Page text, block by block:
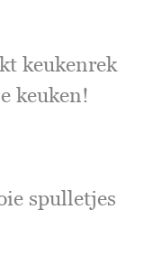
keukenrek
keuken!
spulletjes